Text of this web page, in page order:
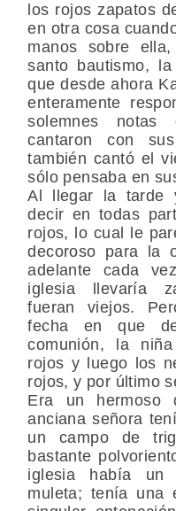
los rojos zapatos
en otra cosa
manos sobre
santo bautismo,
que desde ahora
enteramente
solemnes
cantaron con
también cantó el
sólo pensaba en
Al llegar la tarde
decir en todas
rojos, lo cual le
decoroso para la
adelante cada
iglesia llevaría
fueran viejos.
fecha en que
comunión, la
rojos y luego los
rojos, y por último
Era un
anciana señora
un campo de
bastante
iglesia había un
muleta; tenía una